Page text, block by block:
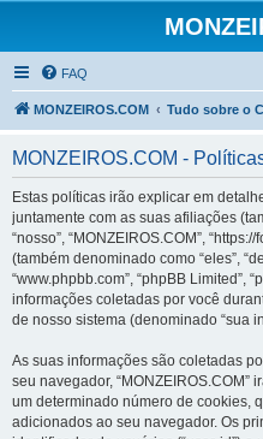
FAQ
MONZEIROS.COM Tudo sobre o
MONZEIROS.COM -
Estas políticas irão explicar em
juntamente com as suas afiliações
“nosso”, “MONZEIROS.COM”,
(também denominado como “eles”,
“www.phpbb.com”, “phpBB Limited”,
informações coletadas por você
de nosso sistema (denominado “sua
As suas informações são coletadas
seu navegador, “MONZEIROS.COM”
um determinado número de cookies,
adicionados ao seu navegador. Os